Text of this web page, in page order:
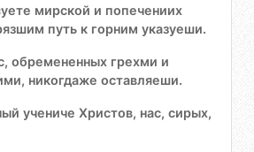
мирской и попечениих
путь к горним указуеши.
обремененных грехми и
никогдаже оставляеши.
учениче Христов, нас, сирых,